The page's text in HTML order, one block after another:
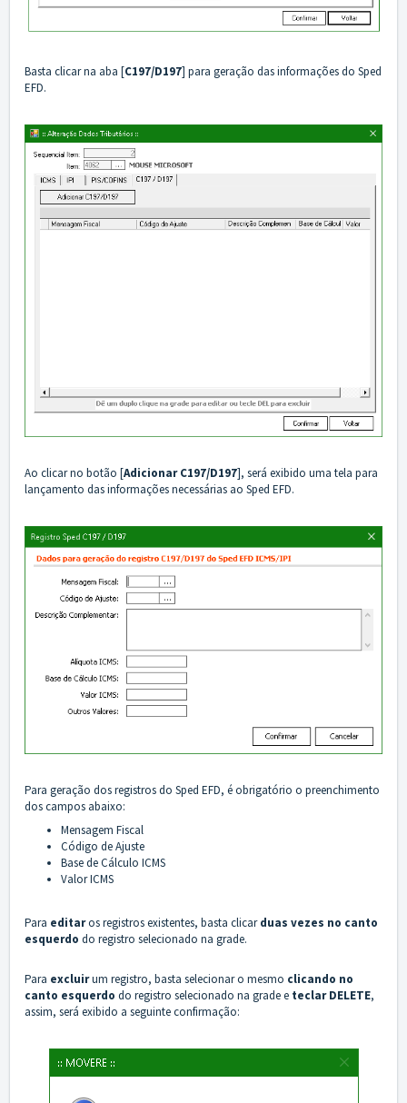
Basta clicar na aba [C197/D197] para geração das informações do Sped
EFD.
Ao clicar no botão [Adicionar C197/D197], será exibido uma tela para
lançamento das informações necessárias ao Sped EFD.
Para geração dos registros do Sped EFD, é obrigatório o preenchimento
dos campos abaixo:
Mensagem Fiscal
Código de Ajuste
Base de Cálculo ICMS
Valor ICMS
Para editaros registros existentes, basta clicarduas vezes no canto
esquerdo do registro selecionado na grade.
Para excluirum registro, basta selecionar o mesmo clicando no
canto esquerdo do registro selecionado na grade e teclar DELETE,
assim, será exibido a seguinte confirmação: